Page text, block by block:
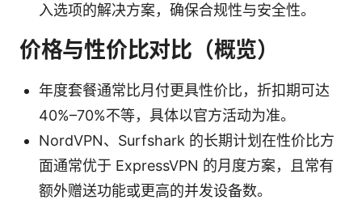
入选项的解决方案，确保合规性与安全性。
价格与性价比对比（概览）
年度套餐通常比月付更具性价比，折扣期可达
40%–70%不等，具体以官方活动为准。
NordVPN、Surfshark 的长期计划在性价比方
面通常优于 ExpressVPN 的月度方案，且常有
额外赠送功能或更高的并发设备数。